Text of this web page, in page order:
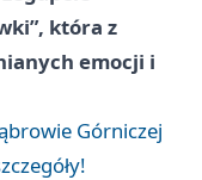
która z
emocji i
Górniczej